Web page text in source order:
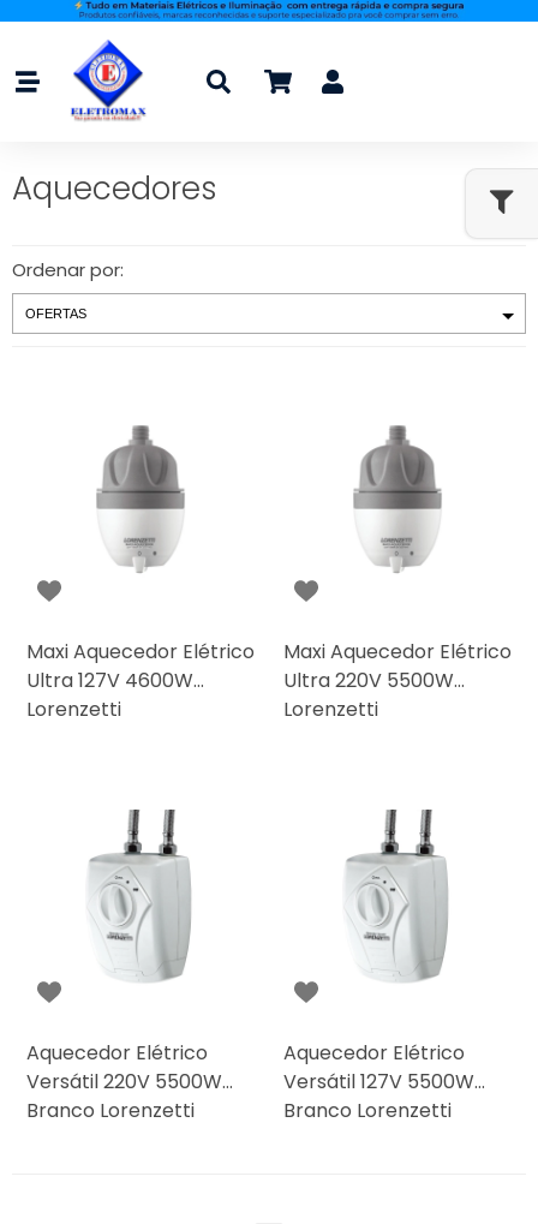
Aquecedores
Ordenar por:
Maxi Aquecedor Elétrico
Ultra 127V 4600W
Lorenzetti
Maxi Aquecedor Elétrico
Ultra 220V 5500W
Lorenzetti
Aquecedor Elétrico
Versátil 220V 5500W
Branco Lorenzetti
Aquecedor Elétrico
Versátil 127V 5500W
Branco Lorenzetti